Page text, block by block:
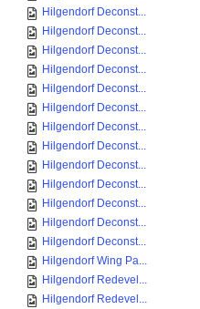
Hilgendorf Deconst...
Hilgendorf Deconst...
Hilgendorf Deconst...
Hilgendorf Deconst...
Hilgendorf Deconst...
Hilgendorf Deconst...
Hilgendorf Deconst...
Hilgendorf Deconst...
Hilgendorf Deconst...
Hilgendorf Deconst...
Hilgendorf Deconst...
Hilgendorf Deconst...
Hilgendorf Deconst...
Hilgendorf Wing Pa...
Hilgendorf Redevel...
Hilgendorf Redevel...